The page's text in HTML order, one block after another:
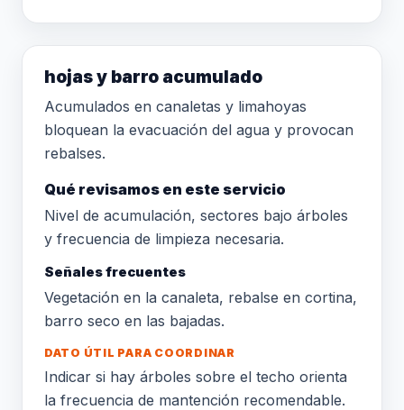
hojas y barro acumulado
Acumulados en canaletas y limahoyas
bloquean la evacuación del agua y provocan
rebalses.
Qué revisamos en este servicio
Nivel de acumulación, sectores bajo árboles
y frecuencia de limpieza necesaria.
Señales frecuentes
Vegetación en la canaleta, rebalse en cortina,
barro seco en las bajadas.
DATO ÚTIL PARA COORDINAR
Indicar si hay árboles sobre el techo orienta
la frecuencia de mantención recomendable.